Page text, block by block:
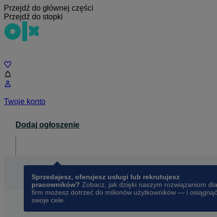
Przejdź do głównej części
Przejdź do stopki
Twoje konto
Dodaj ogłoszenie
Sprzedajesz, oferujesz usługi lub rekrutujesz
pracowników? Zobacz, jak dzięki naszym rozwiązaniom dla
firm możesz dotrzeć do milionów użytkowników — i osiągnąć
swoje cele.